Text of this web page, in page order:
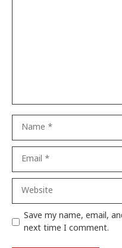
Save my name, email,
next time I comment.